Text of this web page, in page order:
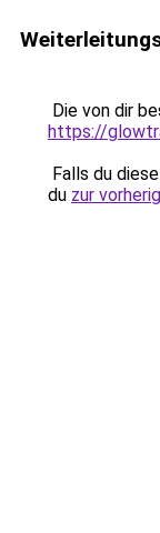
Die von dir
https://
Falls du
du zur